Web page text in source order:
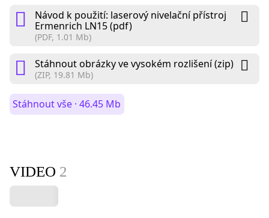
Návod k použití: laserový nivelační přístroj
Ermenrich LN15 (pdf)
(PDF, 1.01 Mb)
Stáhnout obrázky ve vysokém rozlišení (zip)
(ZIP, 19.81 Mb)
Stáhnout vše · 46.45 Mb
VIDEO 2